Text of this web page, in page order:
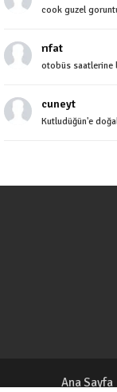
cook guzel
rıfat
otobüs saatlerine
cuneyt
Kutludüğün'e
Ana Sayfa